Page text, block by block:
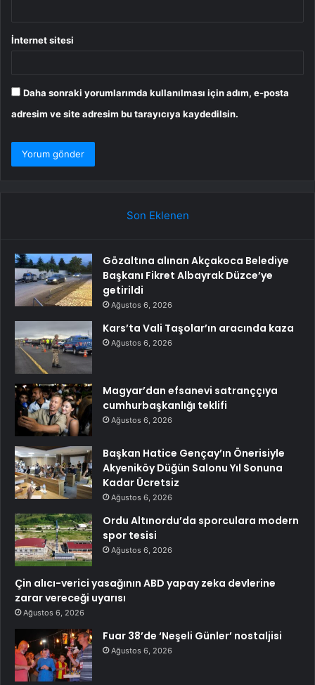
İnternet sitesi
Daha sonraki yorumlarımda kullanılması için adım, e-posta
adresim ve site adresim bu tarayıcıya kaydedilsin.
Son Eklenen
Gözaltına alınan Akçakoca Belediye
Başkanı Fikret Albayrak Düzce’ye
getirildi
Ağustos 6, 2026
Kars’ta Vali Taşolar’ın aracında kaza
Ağustos 6, 2026
Magyar’dan efsanevi satranççıya
cumhurbaşkanlığı teklifi
Ağustos 6, 2026
Başkan Hatice Gençay’ın Önerisiyle
Akyeniköy Düğün Salonu Yıl Sonuna
Kadar Ücretsiz
Ağustos 6, 2026
Ordu Altınordu’da sporculara modern
spor tesisi
Ağustos 6, 2026
Çin alıcı-verici yasağının ABD yapay zeka devlerine
zarar vereceği uyarısı
Ağustos 6, 2026
Fuar 38’de ‘Neşeli Günler’ nostaljisi
Ağustos 6, 2026